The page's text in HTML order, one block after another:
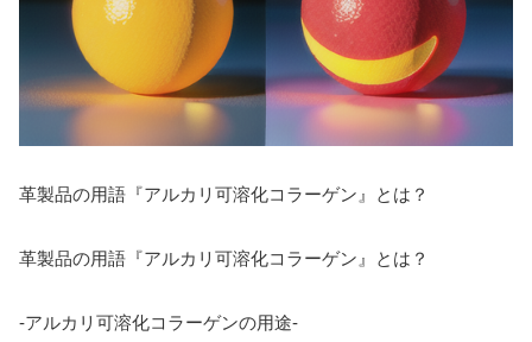
革製品の用語『アルカリ可溶化コラーゲン』とは？
革製品の用語『アルカリ可溶化コラーゲン』とは？
-アルカリ可溶化コラーゲンの用途-